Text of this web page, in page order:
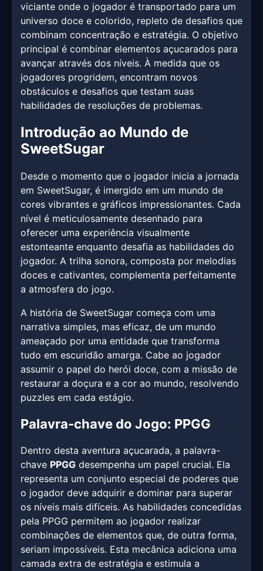
viciante onde o jogador é transportado para um
universo doce e colorido, repleto de desafios que
combinam concentração e estratégia. O objetivo
principal é combinar elementos açucarados para
avançar através dos níveis. À medida que os
jogadores progridem, encontram novos
obstáculos e desafios que testam suas
habilidades de resoluções de problemas.
Introdução ao Mundo de
SweetSugar
Desde o momento que o jogador inicia a jornada
em SweetSugar, é imergido em um mundo de
cores vibrantes e gráficos impressionantes. Cada
nível é meticulosamente desenhado para
oferecer uma experiência visualmente
estonteante enquanto desafia as habilidades do
jogador. A trilha sonora, composta por melodias
doces e cativantes, complementa perfeitamente
a atmosfera do jogo.
A história de SweetSugar começa com uma
narrativa simples, mas eficaz, de um mundo
ameaçado por uma entidade que transforma
tudo em escuridão amarga. Cabe ao jogador
assumir o papel do herói doce, com a missão de
restaurar a doçura e a cor ao mundo, resolvendo
puzzles em cada estágio.
Palavra-chave do Jogo: PPGG
Dentro desta aventura açucarada, a palavra-
chave PPGG desempenha um papel crucial. Ela
representa um conjunto especial de poderes que
o jogador deve adquirir e dominar para superar
os níveis mais difíceis. As habilidades concedidas
pela PPGG permitem ao jogador realizar
combinações de elementos que, de outra forma,
seriam impossíveis. Esta mecânica adiciona uma
camada extra de estratégia e estimula a